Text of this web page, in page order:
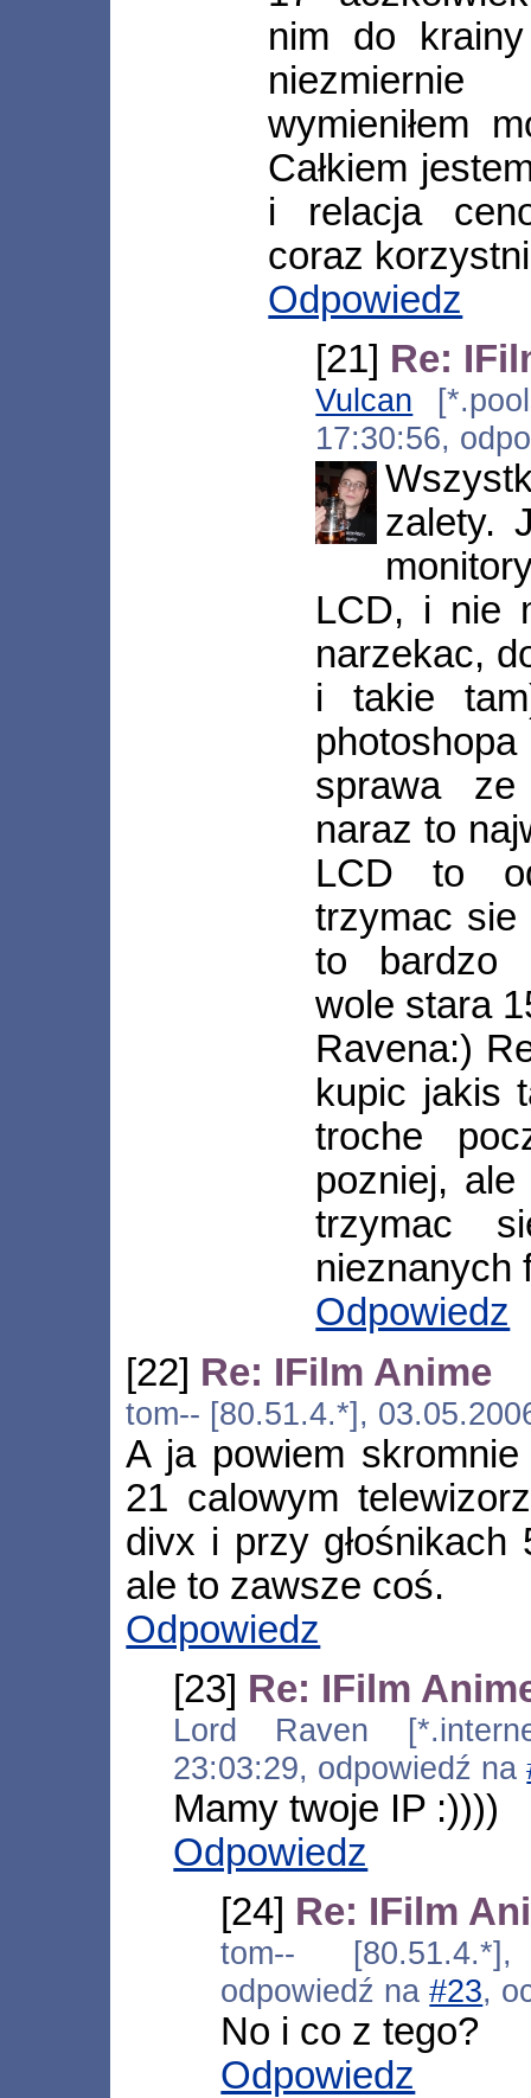
nim do
wymieniłem
Całkiem
i relacja
coraz
Odpowiedz
[21] Re:
Vulcan
17:30:56,
zalety.
LCD, i nie
narzekac,
i takie
sprawa
naraz to
LCD to
trzymac
to bardzo
wole stara
Ravena:)
kupic jakis
troche
pozniej,
trzymac
nieznanych
Odpowiedz
[22] Re: IFilm Anime
tom-- [80.51.4.*],
A ja powiem
21 calowym
divx i przy głośnikach
ale to zawsze coś.
Odpowiedz
[23] Re: IFilm
Lord Raven
23:03:29, odpowiedź na
Mamy twoje IP :))))
Odpowiedz
[24] Re: IFilm
tom--
odpowiedź na#23,
No i co z tego?
Odpowiedz